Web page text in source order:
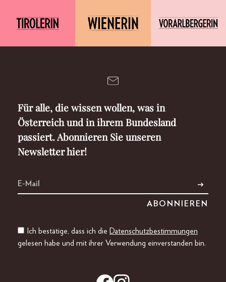
Für alle, die wissen wollen, was in
Österreich und in ihrem Bundesland
passiert. Abonnieren Sie unseren
Newsletter hier!
Ich bestätige, dass ich die Datenschutzbestimmungen
gelesen habe und mit ihrer Verwendung einverstanden bin.